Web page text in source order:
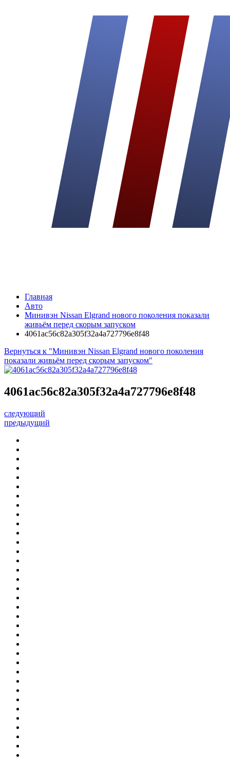
Главная
Авто
Минивэн Nissan Elgrand нового поколения показали
живьём перед скорым запуском
4061ac56c82a305f32a4a727796e8f48
Вернуться к "Минивэн Nissan Elgrand нового поколения
показали живьём перед скорым запуском"
4061ac56c82a305f32a4a727796e8f48
следующий
предыдущий